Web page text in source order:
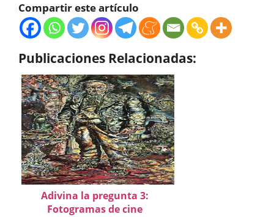
Compartir este artículo
Publicaciones Relacionadas:
Adivina la pregunta 3:
Fotogramas de cine